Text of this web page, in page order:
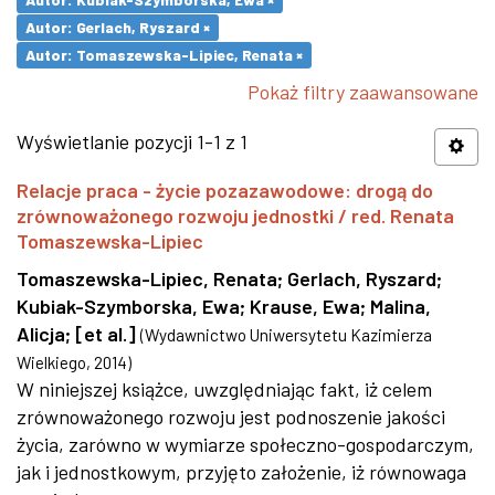
Autor: Gerlach, Ryszard ×
Autor: Tomaszewska-Lipiec, Renata ×
Pokaż filtry zaawansowane
Wyświetlanie pozycji 1-1 z 1
Relacje praca - życie pozazawodowe: drogą do
zrównoważonego rozwoju jednostki / red. Renata
Tomaszewska-Lipiec
Tomaszewska-Lipiec, Renata; Gerlach, Ryszard;
Kubiak-Szymborska, Ewa; Krause, Ewa; Malina,
Alicja; [et al.] (Wydawnictwo Uniwersytetu Kazimierza
Wielkiego, 2014)
W niniejszej książce, uwzględniając fakt, iż celem
zrównoważonego rozwoju jest podnoszenie jakości
życia, zarówno w wymiarze społeczno-gospodarczym,
jak i jednostkowym, przyjęto założenie, iż równowaga